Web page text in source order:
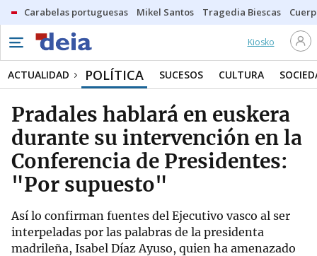
Carabelas portuguesas Mikel Santos Tragedia Biescas
Kiosko
ACTUALIDAD POLÍTICA SUCESOS CULTURA
Pradales hablará en euskera
durante su intervención en la
Conferencia de Presidentes:
"Por supuesto"
Así lo confirman fuentes del Ejecutivo vasco al ser
interpeladas por las palabras de la presidenta
madrileña, Isabel Díaz Ayuso, quien ha amenazado